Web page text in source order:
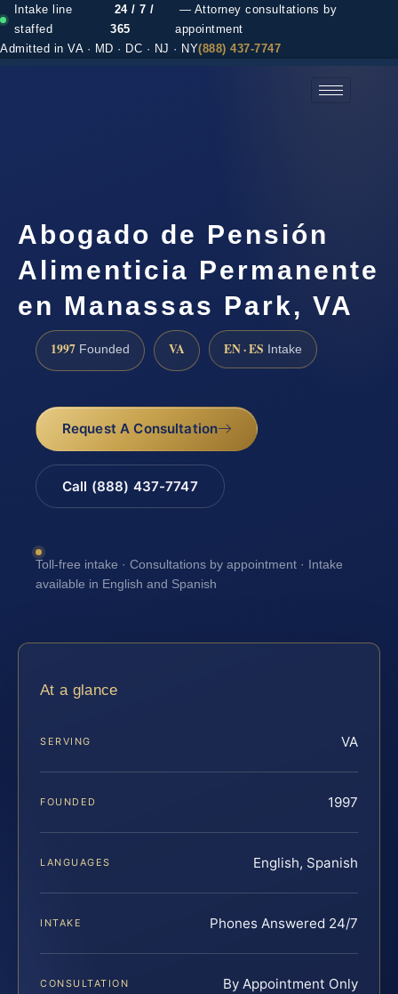
Intake line
staffed
24 / 7 /
365
— Attorney consultations by
appointment
Admitted in VA · MD · DC · NJ · NY(888) 437-7747
Abogado de Pensión
Alimenticia Permanente
en Manassas Park, VA
1997 Founded VA EN · ES Intake
Request A Consultation
Call (888) 437-7747
Toll-free intake · Consultations by appointment · Intake
available in English and Spanish
At a glance
SERVING VA
FOUNDED 1997
LANGUAGES English, Spanish
INTAKE Phones Answered 24/7
CONSULTATION By Appointment Only